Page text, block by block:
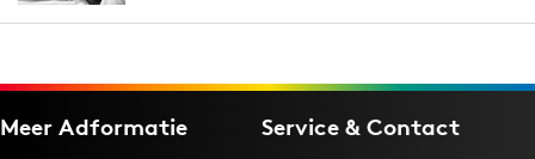
Meer Adformatie Service & Contact